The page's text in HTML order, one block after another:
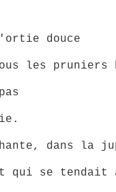
douce
les pruniers
dans la
qui se tendait